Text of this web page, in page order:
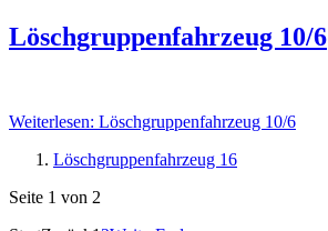
Löschgruppenfahrzeug 10/6
Weiterlesen: Löschgruppenfahrzeug 10/6
Löschgruppenfahrzeug 16
Seite 1 von 2